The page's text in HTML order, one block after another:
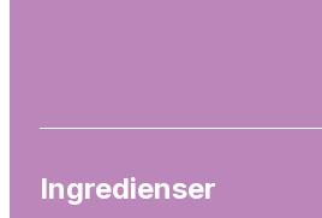
Ingredienser